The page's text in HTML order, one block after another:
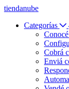
tiendanube
Categorías
Cobrá
Enviá